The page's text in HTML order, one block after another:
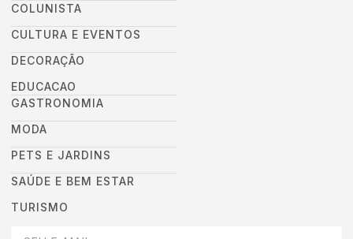
COLUNISTA
CULTURA E EVENTOS
DECORAÇÃO
EDUCACAO
GASTRONOMIA
MODA
PETS E JARDINS
SAÚDE E BEM ESTAR
TURISMO